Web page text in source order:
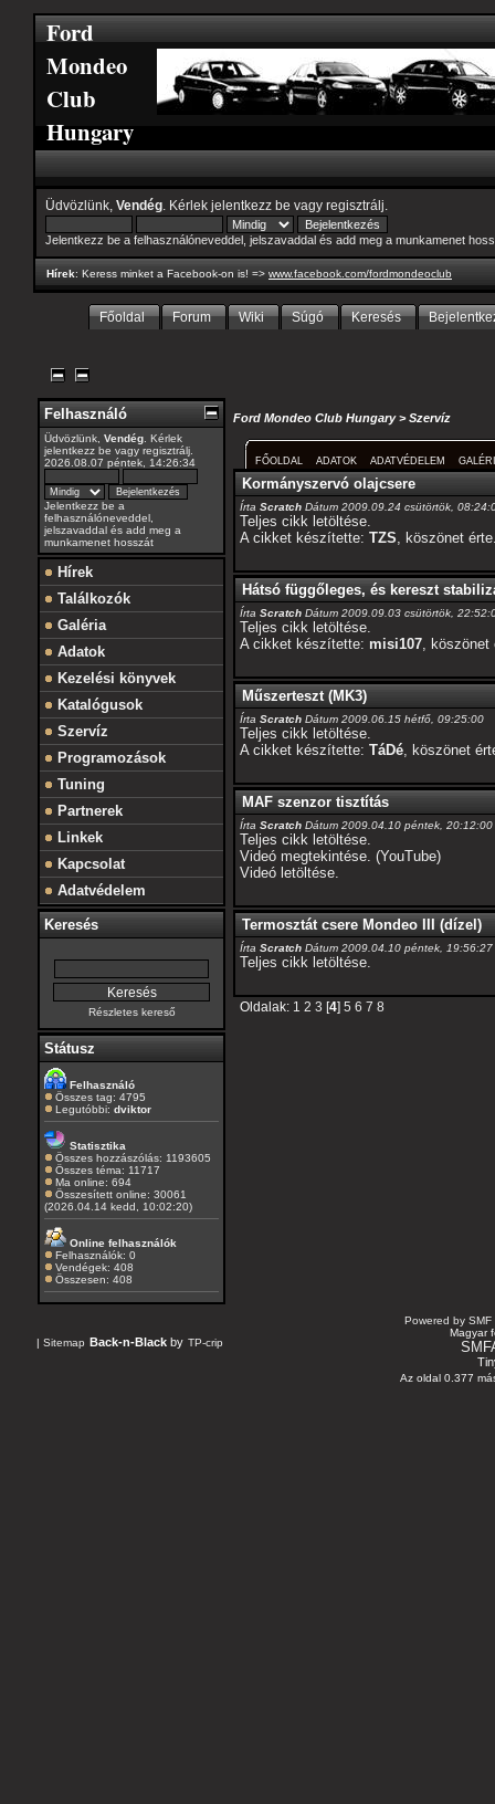
Ford
Mondeo
Club
Hungary
Üdvözlünk, Vendég . Kérlek jelentkezz be vagy regisztrálj
Jelentkezz be a felhasználóneveddel, jelszavaddal és add meg a munkamenet
Hírek: Keress minket a Facebook-on is! => www.facebook.com/fordmondeoclub
Főoldal Forum Wiki Súgó Keresés
Felhasználó
Üdvözlünk, Vendég . Kérlek
jelentkezz be vagy regisztrálj
2026.08.07 péntek, 14:26:34
Jelentkezz be a
felhasználóneveddel,
jelszavaddal és add meg a
munkamenet hosszát
Hírek
Találkozók
Galéria
Adatok
Kezelési könyvek
Katalógusok
Szervíz
Programozások
Tuning
Partnerek
Linkek
Kapcsolat
Adatvédelem
Keresés
Részletes kereső
Státusz
Felhasználó
Összes tag: 4795
Legutóbbi: dviktor
Statisztika
Összes hozzászólás: 1193605
Összes téma: 11717
Ma online: 694
Összesített online: 30061
(2026.04.14 kedd, 10:02:20)
Online felhasználók
Felhasználók: 0
Vendégek: 408
Összesen: 408
Ford Mondeo Club Hungary>Szervíz
FŐOLDAL ADATOK ADATVÉDELEM
Kormányszervó olajcsere
Írta Scratch Dátum 2009.09.24 csütörtök,
Teljes cikk letöltése.
A cikket készítette: TZS , köszönet
Hátsó függőleges, és kereszt
Írta Scratch Dátum 2009.09.03 csütörtök,
Teljes cikk letöltése.
A cikket készítette: misi107 , köszönet
Műszerteszt (MK3)
Írta Scratch Dátum 2009.06.15 hétfő, 09:25:00
Teljes cikk letöltése.
A cikket készítette: TáDé , köszönet
MAF szenzor tisztítás
Írta Scratch Dátum 2009.04.10 péntek, 20:12:00
Teljes cikk letöltése.
Videó megtekintése. (YouTube)
Videó letöltése.
Termosztát csere Mondeo III (dízel)
Írta Scratch Dátum 2009.04.10 péntek, 19:56:27
Teljes cikk letöltése.
Oldalak: 1 2 3 [4]5 6 7 8
| Sitemap Back-n-Black by TP-crip
Powered by SMF
Magyar
Az oldal 0.377